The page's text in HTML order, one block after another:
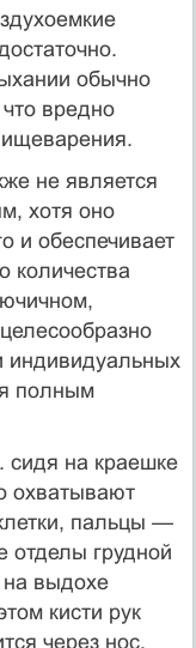
обычно
вредно
не является
хотя оно
и обеспечивает
количества
индивидуальных
полным
сидя на краешке
охватывают
пальцы —
отделы грудной
на выдохе
кисти рук
через нос,